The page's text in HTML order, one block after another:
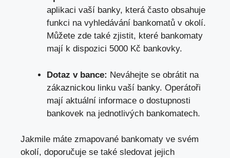
aplikaci vaší banky, která často obsahuje
funkci na vyhledávání bankomatů v okolí.
Můžete zde také zjistit, které bankomaty
mají k dispozici 5000 Kč bankovky.
Dotaz v bance: Neváhejte se obrátit na
zákaznickou linku vaší banky. Operátoři
mají aktuální informace o dostupnosti
bankovek na jednotlivých bankomatech.
Jakmile máte zmapované bankomaty ve svém
okolí, doporučuje se také sledovat jejich